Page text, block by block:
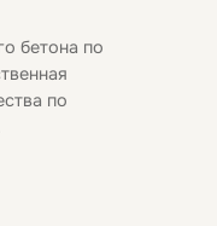
бетона по
по